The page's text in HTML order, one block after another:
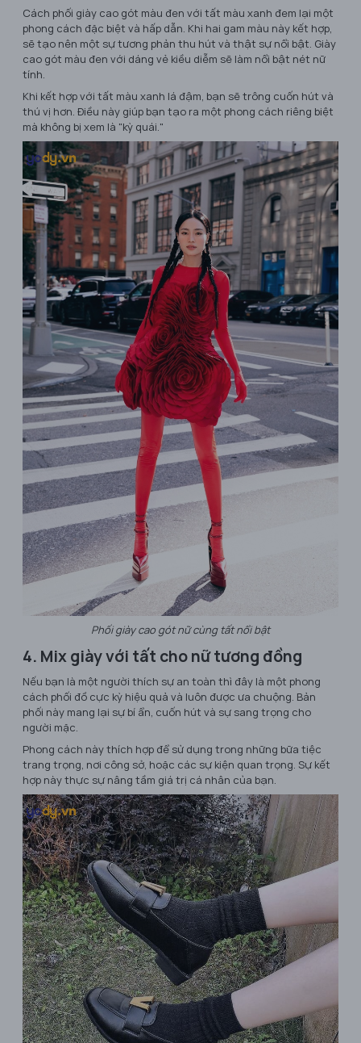
Cách phối giày cao gót màu đen với tất màu xanh đem lại một
phong cách đặc biệt và hấp dẫn. Khi hai gam màu này kết hợp,
sẽ tạo nên một sự tương phản thu hút và thật sự nổi bật. Giày
cao gót màu đen với dáng vẻ kiều diễm sẽ làm nổi bật nét nữ
tính.
Khi kết hợp với tất màu xanh lá đậm, bạn sẽ trông cuốn hút và
thú vị hơn. Điều này giúp bạn tạo ra một phong cách riêng biệt
mà không bị xem là "kỳ quái."
Phối giày cao gót nữ cùng tất nổi bật
4. Mix giày với tất cho nữ tương đồng
Nếu bạn là một người thích sự an toàn thì đây là một phong
cách phối đồ cực kỳ hiệu quả và luôn được ưa chuộng. Bản
phối này mang lại sự bí ẩn, cuốn hút và sự sang trọng cho
người mặc.
Phong cách này thích hợp để sử dụng trong những bữa tiệc
trang trọng, nơi công sở, hoặc các sự kiện quan trọng. Sự kết
hợp này thực sự nâng tầm giá trị cá nhân của bạn.